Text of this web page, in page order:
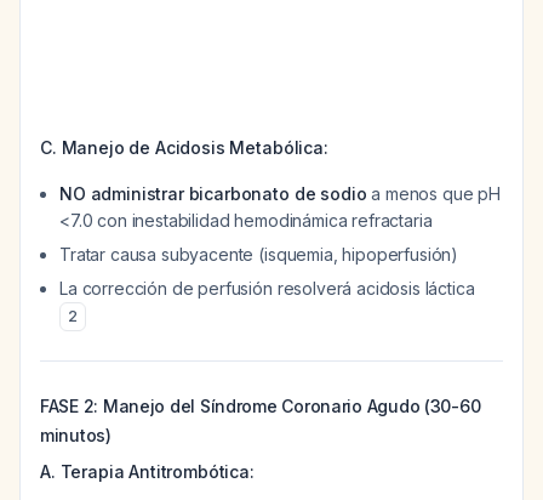
C. Manejo de Acidosis Metabólica:
NO administrar bicarbonato de sodio a menos que pH
<7.0 con inestabilidad hemodinámica refractaria
Tratar causa subyacente (isquemia, hipoperfusión)
La corrección de perfusión resolverá acidosis láctica
2
FASE 2: Manejo del Síndrome Coronario Agudo (30-60
minutos)
A. Terapia Antitrombótica: